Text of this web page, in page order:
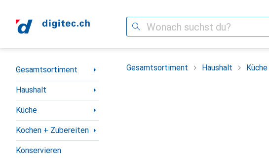
Suche
Navigation nach Kategorien
Gesamtsortiment
Haushalt
Küche
Kochen + Zubereiten
Konservieren
Gesamtsortiment Haushalt Küche